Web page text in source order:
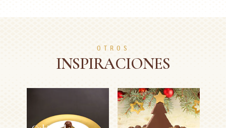
OTROS
INSPIRACIONES